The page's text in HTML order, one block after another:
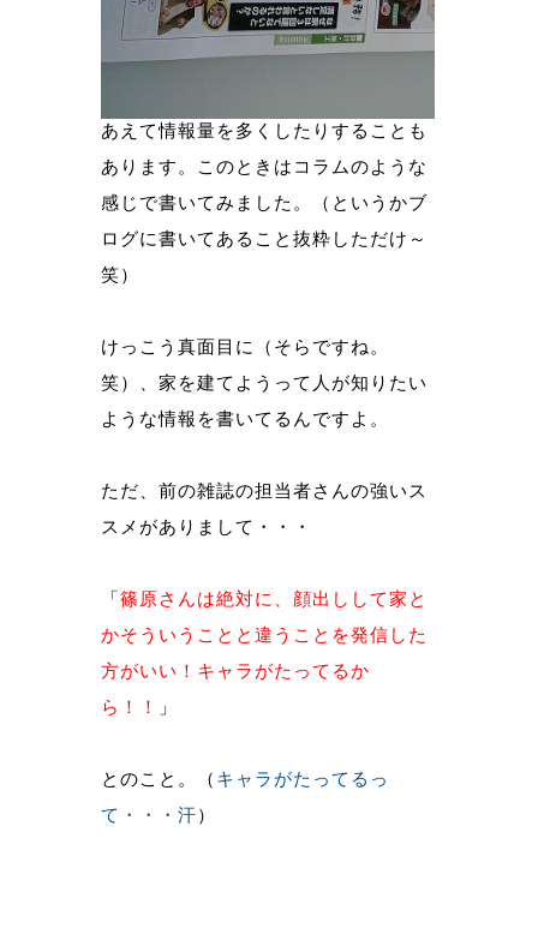
あえて情報量を多くしたりすることも
あります。このときはコラムのような
感じで書いてみました。（というかブ
ログに書いてあること抜粋しただけ～
笑）
けっこう真面目に（そらですね。
笑）、家を建てようって人が知りたい
ような情報を書いてるんですよ。
ただ、前の雑誌の担当者さんの強いス
スメがありまして・・・
「篠原さんは絶対に、顔出しして家と
かそういうことと違うことを発信した
方がいい！キャラがたってるか
ら！！
」
とのこと。（ キャラがたってるっ
て・・・汗）